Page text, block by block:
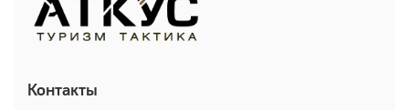
Контакты